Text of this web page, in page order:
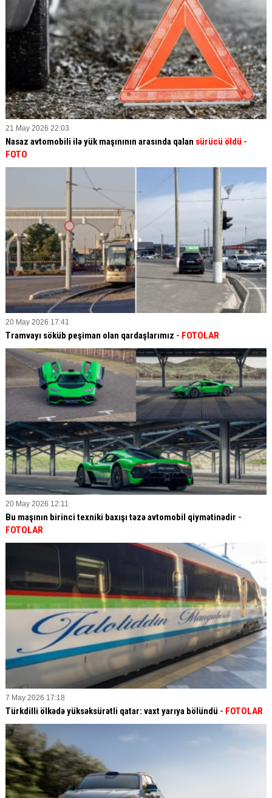
21 May 2026 22:03
Nasaz avtomobili ilə yük maşınının arasında qalan sürücü öldü -
FOTO
20 May 2026 17:41
Tramvayı söküb peşiman olan qardaşlarımız - FOTOLAR
20 May 2026 12:11
Bu maşının birinci texniki baxışı təzə avtomobil qiymətinədir -
FOTOLAR
7 May 2026 17:18
Türkdilli ölkədə yüksəksürətli qatar: vaxt yarıya bölündü - FOTOLAR